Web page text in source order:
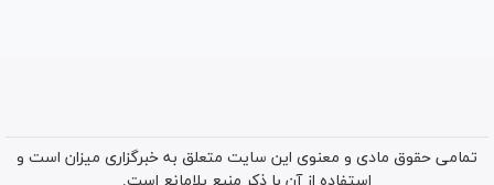
تمامی حقوق مادی و معنوی این سایت متعلق به خبرگزاری میزان است و
استفاده از آن با ذکر منبع بلامانع است.